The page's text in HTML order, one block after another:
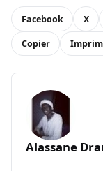
Facebook X
Copier
Alassane